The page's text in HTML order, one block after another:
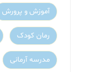
آموزش و پرورش
رمان کودک
مدرسه آرمانی